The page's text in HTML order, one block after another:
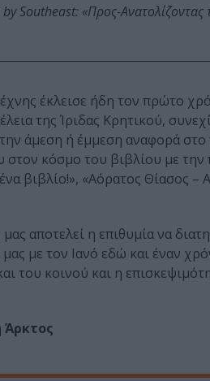
Southeast: «Προς-
έκλεισε ήδη τον πρώτο
της Ίριδας Κρητικού,
άμεση ή έμμεση αναφορά
κόσμο του βιβλίου με την
βιβλίο!», «Αόρατος Θίασος
αποτελεί η επιθυμία να
μας με τον Ιανό εδώ και έναν
του κοινού και η
Άρκτος